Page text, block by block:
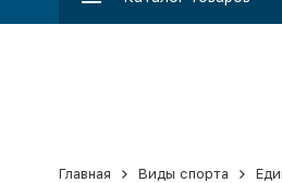
Главная Виды спорта